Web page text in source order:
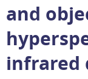
and
infrared